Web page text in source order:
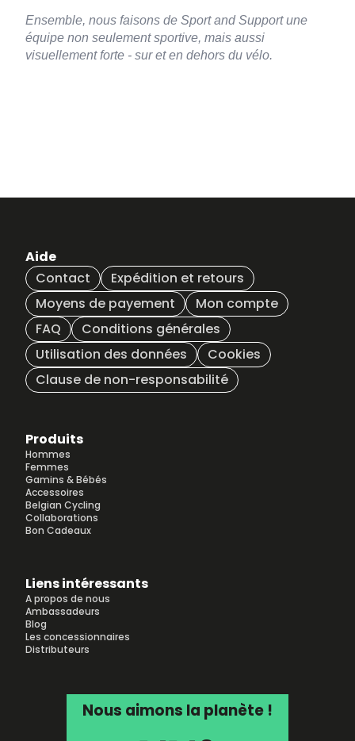
Ensemble, nous faisons de Sport and Support une
équipe non seulement sportive, mais aussi
visuellement forte - sur et en dehors du vélo.
Aide
Contact
Expédition et retours
Moyens de payement
Mon compte
FAQ
Conditions générales
Utilisation des données
Cookies
Clause de non-responsabilité
Produits
Hommes
Femmes
Gamins & Bébés
Accessoires
Belgian Cycling
Collaborations
Bon Cadeaux
Liens intéressants
A propos de nous
Ambassadeurs
Blog
Les concessionnaires
Distributeurs
Nous aimons la planète !